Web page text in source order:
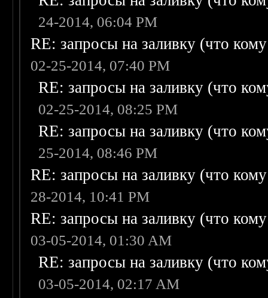
24-2014, 06:04 PM
RE: запросы на заливку (что
02-25-2014, 07:40 PM
RE: запросы на заливку (что
02-25-2014, 08:25 PM
RE: запросы на заливку (что
25-2014, 08:46 PM
RE: запросы на заливку (что
28-2014, 10:41 PM
RE: запросы на заливку (что
03-05-2014, 01:30 AM
RE: запросы на заливку (что
03-05-2014, 02:17 AM